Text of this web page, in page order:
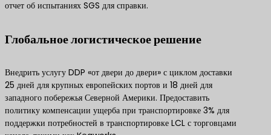
отчет об испытаниях SGS для справки.
Глобальное логистическое решение
Внедрить услугу DDP «от двери до двери» с циклом доставки
25 дней для крупных европейских портов и 18 дней для
западного побережья Северной Америки. Предоставить
политику компенсации ущерба при транспортировке 3% для
поддержки потребностей в транспортировке LCL с торговцами